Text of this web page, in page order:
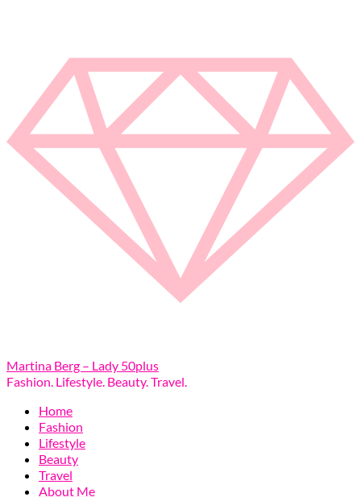
Martina Berg – Lady 50plus
Fashion. Lifestyle. Beauty. Travel.
Home
Fashion
Lifestyle
Beauty
Travel
About Me